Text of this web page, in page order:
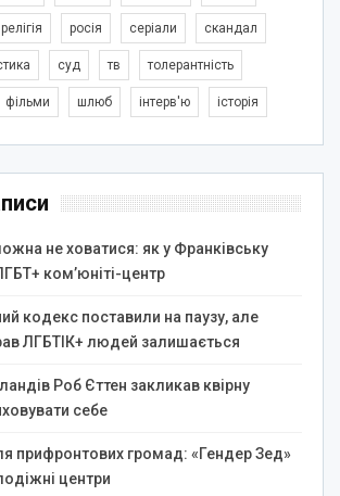
релігія росія серіали скандал
суд тв толерантність
фільми шлюб інтерв'ю історія
не ховатися: як у Франківську
ком’юніті-центр
кодекс поставили на паузу, але
ЛГБТІК+ людей залишається
Роб Єттен закликав квірну
себе
прифронтових громад: «Гендер Зед»
центри